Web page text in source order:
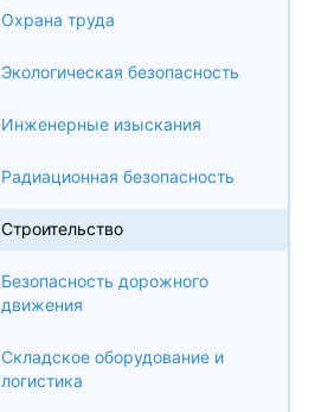
Охрана труда
Экологическая безопасность
Инженерные изыскания
Радиационная безопасность
Строительство
Безопасность дорожного
движения
Складское оборудование и
логистика